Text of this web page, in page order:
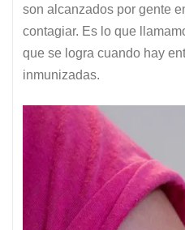
son alcanzados por gente
contagiar. Es lo que
que se logra cuando hay
inmunizadas.